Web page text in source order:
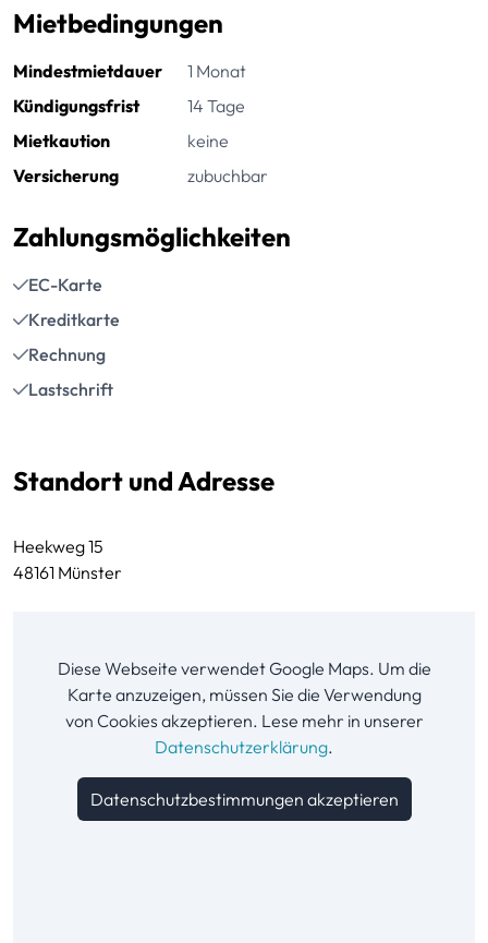
Mietbedingungen
Mindestmietdauer
1 Monat
Kündigungsfrist
14 Tage
Mietkaution
keine
Versicherung
zubuchbar
Zahlungsmöglichkeiten
EC-Karte
Kreditkarte
Rechnung
Lastschrift
Standort und Adresse
Heekweg 15
48161 Münster
Diese Webseite verwendet Google Maps. Um die
Karte anzuzeigen, müssen Sie die Verwendung
von Cookies akzeptieren. Lese mehr in unserer
Datenschutzerklärung.
Datenschutzbestimmungen akzeptieren